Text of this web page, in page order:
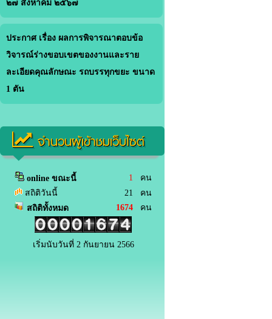
๒๗ สิงหาคม ๒๕๖๗
ประกาศ เรื่อง ผลการพิจารณาตอบข้อ
วิจารณ์ร่างขอบเขตของงานและราย
ละเอียดคุณลักษณะ รถบรรทุกขยะ ขนาด
1 ตัน
จำนวนผู้เข้าชมเว็บไซต์
online ขณะนี้ 1 คน
สถิติวันนี้
21 คน
สถิติทั้งหมด
1674 คน
เริ่มนับวันที่ 2 กันยายน 2566